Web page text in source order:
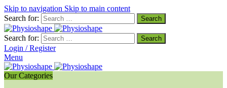
Skip to navigation Skip to main content
Search for:
Search for:
Login / Register
Menu
Our Categories